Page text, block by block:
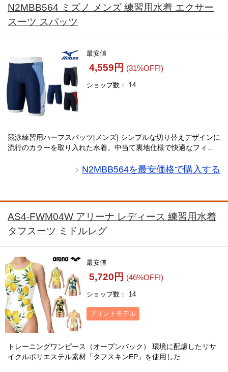
N2MBB564 ミズノ メンズ 練習用水着 エクサー
スーツ スパッツ
最安値
4,559円 (31%OFF!)
ショップ数 14
競泳練習用ハーフスパッツ[メンズ] シンプルな切り替えデザインに
流行のカラーを取り入れた水着。中当て裏地仕様で快適なフィッ
材は塩素に強く、U-Fitを採用して・・・N2MBB564を最安価格で購入する
AS4-FWM04W アリーナ レディース 練習用水着
タフスーツ ミドルレグ
最安値
5,720円 (46%OFF!)
ショップ数 14
プリントモデル
トレーニングワンピース（オープンバック） 環境に配慮したリサ
イクルポリエステル素材「タフスキンEP」を使用した